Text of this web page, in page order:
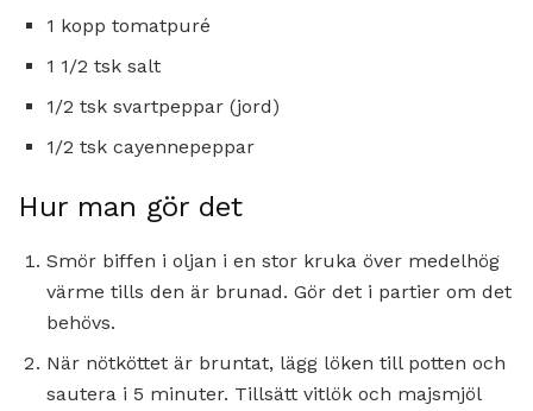
1 kopp tomatpuré
1 1/2 tsk salt
1/2 tsk svartpeppar (jord)
1/2 tsk cayennepeppar
Hur man gör det
Smör biffen i oljan i en stor kruka över medelhög
värme tills den är brunad. Gör det i partier om det
behövs.
När nötköttet är bruntat, lägg löken till potten och
sautera i 5 minuter. Tillsätt vitlök och majsmjöl